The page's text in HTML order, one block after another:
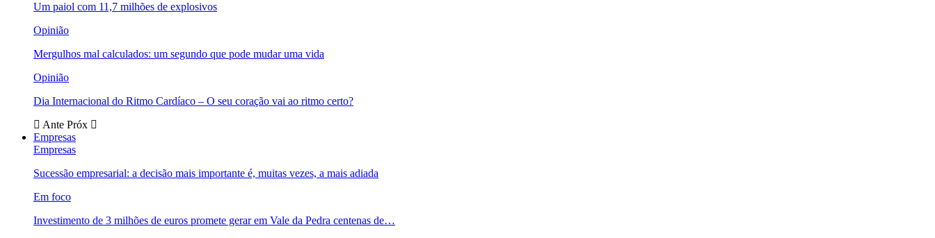
Um paiol com 11,7 milhões de explosivos
Opinião
Mergulhos mal calculados: um segundo que pode mudar uma vida
Opinião
Dia Internacional do Ritmo Cardíaco – O seu coração vai ao ritmo certo?
Ante Próx
Empresas
Empresas
Sucessão empresarial: a decisão mais importante é, muitas vezes, a mais adiada
Em foco
Investimento de 3 milhões de euros promete gerar em Vale da Pedra centenas de…